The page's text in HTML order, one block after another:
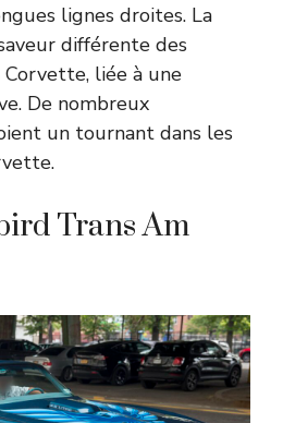
lignes droites. La
différente des
liée à une
De nombreux
un tournant dans les
Trans Am